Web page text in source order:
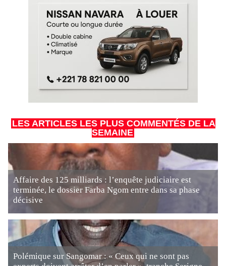
LES ARTICLES LES PLUS COMMENTÉS DE LA
SEMAINE
Affaire des 125 milliards : l’enquête judiciaire est
terminée, le dossier Farba Ngom entre dans sa phase
décisive
Polémique sur Sangomar : « Ceux qui ne sont pas